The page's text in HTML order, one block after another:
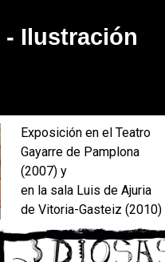
Ilustración
Exposición en el Teatro
Gayarre de Pamplona
(2007) y
en la sala Luis de Ajuria
de Vitoria-Gasteiz (2010)